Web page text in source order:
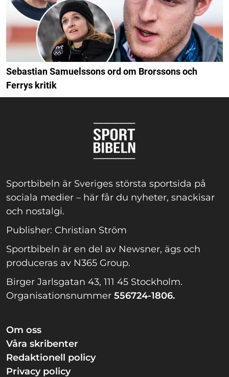
Sebastian Samuelssons ord om Brorssons och
Ferrys kritik
Sportbibeln är Sveriges största sportsida på
sociala medier – här får du nyheter, snackisar
och nostalgi.
Publisher: Christian Ström
Sportbibeln är en del av Newsner, ägs och
produceras av N365 Group.
Birger Jarlsgatan 43, 111 45 Stockholm.
Organisationsnummer 556724-1806.
Om oss
Våra skribenter
Redaktionell policy
Privacy policy